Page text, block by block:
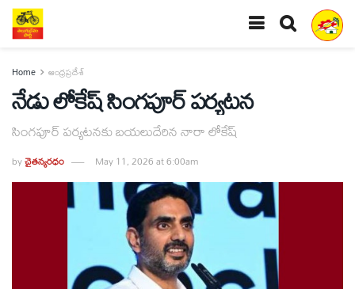
Home ఆంధ్రప్రదేశ్
నేడు లోకేష్ సింగపూర్ పర్యటన
సింగపూర్ పర్యటనకు బయలుదేరిన నారా లోకేష్
byచైతన్యరధం May 11, 2026 at 6:00am